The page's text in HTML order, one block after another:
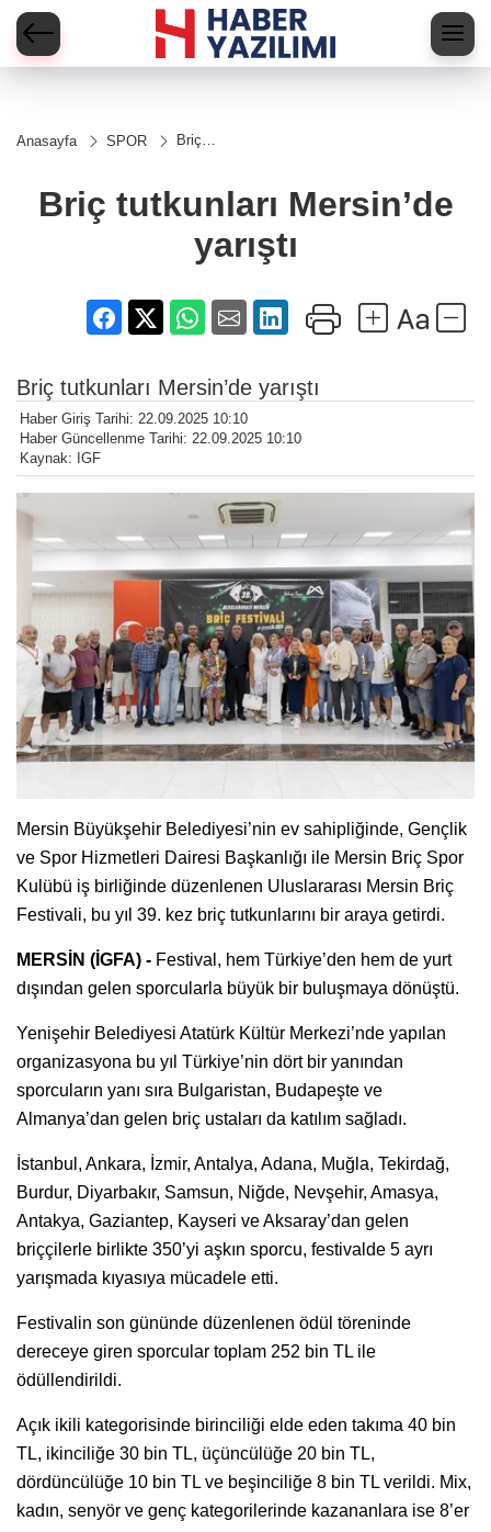
Anasayfa SPOR
Briç
Briç tutkunları Mersin’de
yarıştı
Briç tutkunları Mersin’de yarıştı
Haber Giriş Tarihi: 22.09.2025 10:10
Haber Güncellenme Tarihi: 22.09.2025 10:10
Kaynak: IGF
Mersin Büyükşehir Belediyesi’nin ev sahipliğinde, Gençlik
ve Spor Hizmetleri Dairesi Başkanlığı ile Mersin Briç Spor
Kulübü iş birliğinde düzenlenen Uluslararası Mersin Briç
Festivali, bu yıl 39. kez briç tutkunlarını bir araya getirdi.
MERSİN (İGFA) - Festival, hem Türkiye’den hem de yurt
dışından gelen sporcularla büyük bir buluşmaya dönüştü.
Yenişehir Belediyesi Atatürk Kültür Merkezi’nde yapılan
organizasyona bu yıl Türkiye’nin dört bir yanından
sporcuların yanı sıra Bulgaristan, Budapeşte ve
Almanya’dan gelen briç ustaları da katılım sağladı.
İstanbul, Ankara, İzmir, Antalya, Adana, Muğla, Tekirdağ,
Burdur, Diyarbakır, Samsun, Niğde, Nevşehir, Amasya,
Antakya, Gaziantep, Kayseri ve Aksaray’dan gelen
briççilerle birlikte 350’yi aşkın sporcu, festivalde 5 ayrı
yarışmada kıyasıya mücadele etti.
Festivalin son gününde düzenlenen ödül töreninde
dereceye giren sporcular toplam 252 bin TL ile
ödüllendirildi.
Açık ikili kategorisinde birinciliği elde eden takıma 40 bin
TL, ikinciliğe 30 bin TL, üçüncülüğe 20 bin TL,
dördüncülüğe 10 bin TL ve beşinciliğe 8 bin TL verildi. Mix,
kadın, senyör ve genç kategorilerinde kazananlara ise 8’er